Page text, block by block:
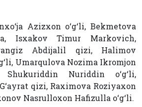
Azizxon o‘g‘li, Bekmetova
Isxakov Timur Markovich,
Abdijalil qizi, Halimov
Umarqulova Nozima Ikromjon
Nuriddin o‘g‘li,
qizi, Raximova Roziyaxon
Nasrulloxon Hafizulla o‘g‘li.